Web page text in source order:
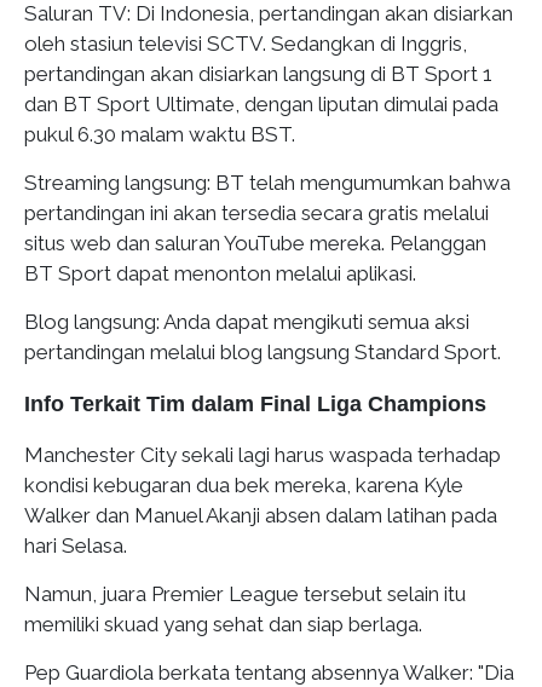
Saluran TV: Di Indonesia, pertandingan akan disiarkan
oleh stasiun televisi SCTV. Sedangkan di Inggris,
pertandingan akan disiarkan langsung di BT Sport 1
dan BT Sport Ultimate, dengan liputan dimulai pada
pukul 6.30 malam waktu BST.
Streaming langsung: BT telah mengumumkan bahwa
pertandingan ini akan tersedia secara gratis melalui
situs web dan saluran YouTube mereka. Pelanggan
BT Sport dapat menonton melalui aplikasi.
Blog langsung: Anda dapat mengikuti semua aksi
pertandingan melalui blog langsung Standard Sport.
Info Terkait Tim dalam Final Liga Champions
Manchester City sekali lagi harus waspada terhadap
kondisi kebugaran dua bek mereka, karena Kyle
Walker dan Manuel Akanji absen dalam latihan pada
hari Selasa.
Namun, juara Premier League tersebut selain itu
memiliki skuad yang sehat dan siap berlaga.
Pep Guardiola berkata tentang absennya Walker: "Dia